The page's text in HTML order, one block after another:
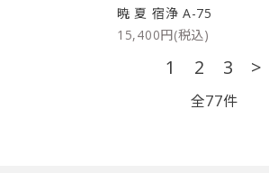
暁 夏 宿浄 A-75
15,400円(税込)
1 2 3 >
全77件